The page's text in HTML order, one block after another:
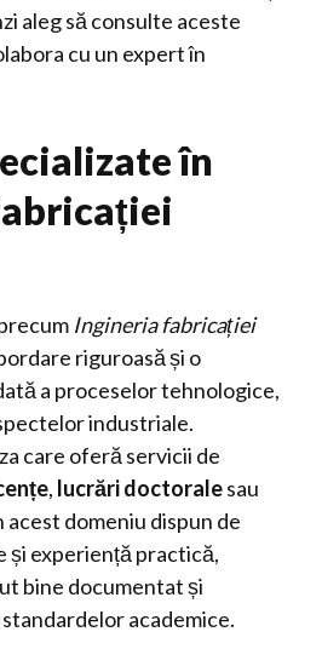
aleg să consulte aceste
cu un expert în
în
Ingineria fabricației
riguroasă și o
a proceselor tehnologice,
industriale.
care oferă servicii de
, lucrări doctoralesau
acest domeniu dispun de
și experiență practică,
bine documentat și
academice.